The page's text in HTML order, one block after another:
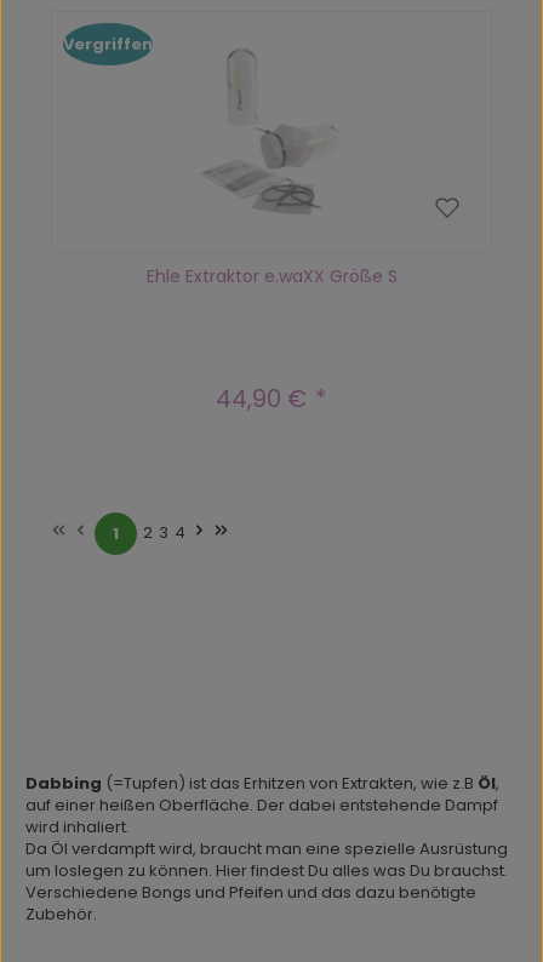
Vergriffen
Ehle Extraktor e.waXX Größe S
Regulärer Preis:
44,90 €
Seite
1 Seite
2 Seite
3 Seite
4
Dabbing (=Tupfen) ist das Erhitzen von Extrakten, wie z.B Öl,
auf einer heißen Oberfläche. Der dabei entstehende Dampf
wird inhaliert.
Da Öl verdampft wird, braucht man eine spezielle Ausrüstung
um loslegen zu können. Hier findest Du alles was Du brauchst.
Verschiedene Bongs und Pfeifen und das dazu benötigte
Zubehör.